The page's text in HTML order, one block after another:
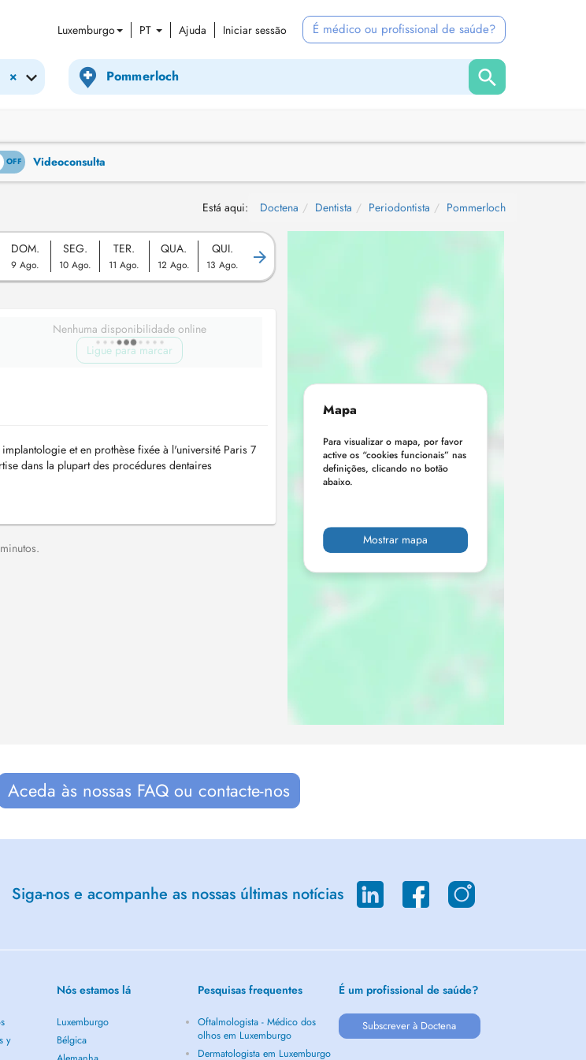
Luxemburgo PT Ajuda Iniciar sessão É médico ou profissional de saúde?
×
OFF Videoconsulta
Está aqui: Doctena Dentista Periodontista Pommerloch
DOM.
9 Ago.
SEG.
10 Ago.
TER.
11 Ago.
QUA.
12 Ago.
QUI.
13 Ago.
Nenhuma disponibilidade online
Ligue para marcar
et en prothèse fixée à l'université Paris 7
dans la plupart des procédures dentaires
Mapa
Para visualizar o mapa, por favor
active os “cookies funcionais” nas
definições, clicando no botão
abaixo.
Mostrar mapa
Aceda às nossas FAQ ou contacte-nos
Siga-nos e acompanhe as nossas últimas notícias
y
Nós estamos lá
Luxemburgo
Bélgica
Pesquisas frequentes
Oftalmologista - Médico dos
olhos em Luxemburgo
Dermatologista em Luxemburgo
É um profissional de saúde?
Subscrever à Doctena